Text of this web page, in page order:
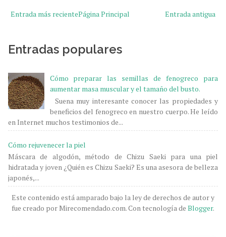
Entrada más reciente Entrada antigua
Página Principal
Entradas populares
Cómo preparar las semillas de fenogreco para
aumentar masa muscular y el tamaño del busto.
Suena muy interesante conocer las propiedades y
beneficios del fenogreco en nuestro cuerpo. He leído
en Internet muchos testimonios de...
Cómo rejuvenecer la piel
Máscara de algodón, método de Chizu Saeki para una piel
hidratada y joven ¿Quién es Chizu Saeki? Es una asesora de belleza
japonés,...
Este contenido está amparado bajo la ley de derechos de autor y
fue creado por Mirecomendado.com. Con tecnología de Blogger.